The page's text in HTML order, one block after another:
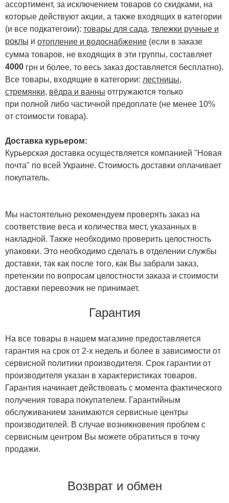
ассортимент, за исключением товаров со скидками, на
которые действуют акции, а также входящих в категории
(и все подкатегоии): товары для сада, тележки ручные и
роклы и отопление и водоснабжение (если в заказе
сумма товаров, не входящих в эти группы, составляет
4000 грн и более, то весь заказ доставляется бесплатно).
Все товары, входящие в категории: лестницы,
стремянки, вёдра и ванны отгружаются только
при полной либо частичной предоплате (не менее 10%
от стоимости товара).
Доставка курьером:
Курьерская доставка осуществляется компанией "Новая
почта" по всей Украине. Стоимость доставки оплачивает
покупатель.
Мы настоятельно рекомендуем проверять заказ на
соответствие веса и количества мест, указанных в
накладной. Также необходимо проверить целостность
упаковки. Это необходимо сделать в отделении службы
доставки, так как после того, как Вы забрали заказ,
претензии по вопросам целостности заказа и стоимости
доставки перевозчик не принимает.
Гарантия
На все товары в нашем магазине предоставляется
гарантия на срок от 2-х недель и более в зависимости от
сервисной политики производителя. Срок гарантии от
производителя указан в характеристиках товаров.
Гарантия начинает действовать с момента фактического
получения товара покупателем. Гарантийным
обслуживанием занимаются сервисные центры
производителей. В случае возникновения проблем с
сервисным центром Вы можете обратиться в точку
продажи.
Возврат и обмен